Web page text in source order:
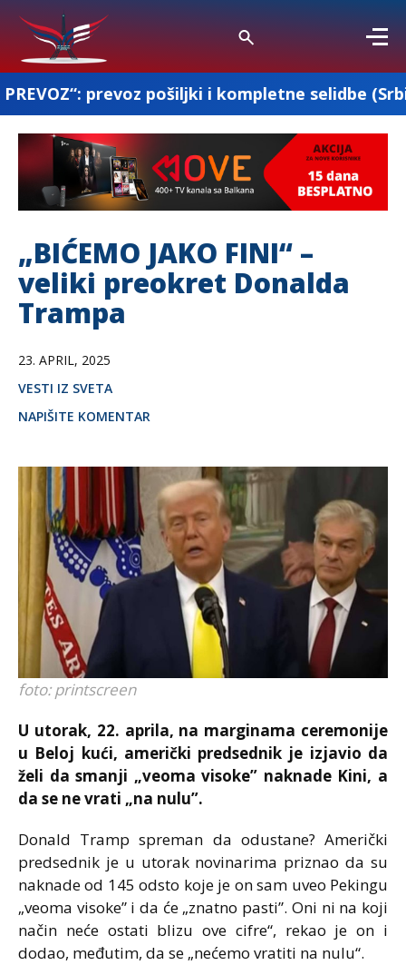
pošiljki i kompletne selidbe (Srbija-
„BIĆEMO JAKO FINI“ –
veliki preokret Donalda
Trampa
23. APRIL, 2025
VESTI IZ SVETA
NAPIŠITE KOMENTAR
foto: printscreen
U utorak, 22. aprila, na marginama ceremonije
u Beloj kući, američki predsednik je izjavio da
želi da smanji „veoma visoke” naknade Kini, a
da se ne vrati „na nulu”.
Donald Tramp spreman da odustane? Američki
predsednik je u utorak novinarima priznao da su
naknade od 145 odsto koje je on sam uveo Pekingu
„veoma visoke” i da će „znatno pasti”. Oni ni na koji
način neće ostati blizu ove cifre“, rekao je on i
dodao, međutim, da se „nećemo vratiti na nulu“.